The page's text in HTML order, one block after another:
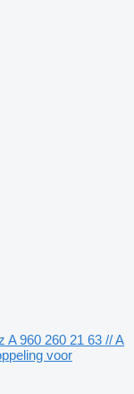
A 960 260 21 63 // A
voor